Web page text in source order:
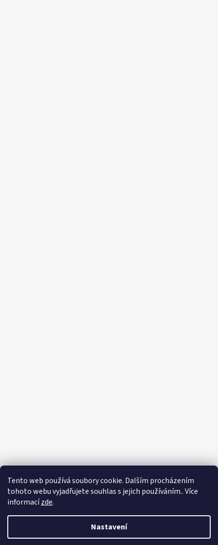
Tento web používá soubory cookie. Dalším procházením
tohoto webu vyjadřujete souhlas s jejich používáním.. Více
informacízde.
Nastavení